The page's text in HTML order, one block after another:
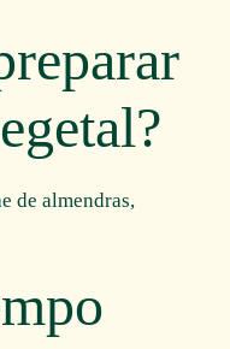
de almendras,